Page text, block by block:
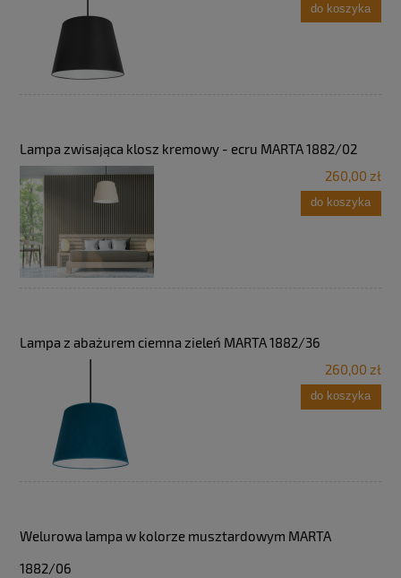
do koszyka
Lampa zwisająca klosz kremowy - ecru MARTA 1882/02
260,00 zł
do koszyka
Lampa z abażurem ciemna zieleń MARTA 1882/36
260,00 zł
do koszyka
Welurowa lampa w kolorze musztardowym MARTA
1882/06